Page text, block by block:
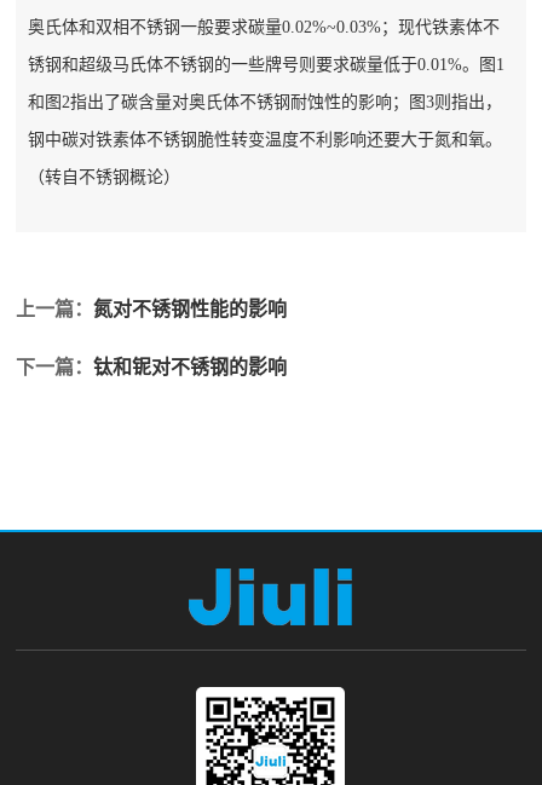
奥氏体和双相不锈钢一般要求碳量0.02%~0.03%；现代铁素体不
锈钢和超级马氏体不锈钢的一些牌号则要求碳量低于0.01%。图1
和图2指出了碳含量对奥氏体不锈钢耐蚀性的影响；图3则指出，
钢中碳对铁素体不锈钢脆性转变温度不利影响还要大于氮和氧。
（转自不锈钢概论）
上一篇：氮对不锈钢性能的影响
下一篇：钛和铌对不锈钢的影响